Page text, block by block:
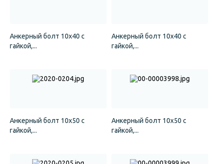
Анкерный болт 10х40 с
гайкой,...
Анкерный болт 10х40 с
гайкой,...
Анкерный болт 10х50 с
гайкой,...
Анкерный болт 10х50 с
гайкой,...